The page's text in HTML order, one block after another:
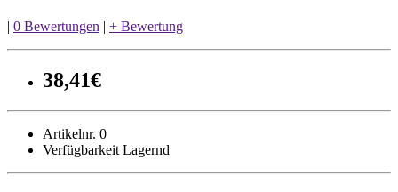
| 0 Bewertungen | + Bewertung
38,41€
Artikelnr. 0
Verfügbarkeit Lagernd